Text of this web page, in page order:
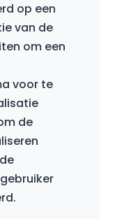
op een
van de
om een
voor te
de